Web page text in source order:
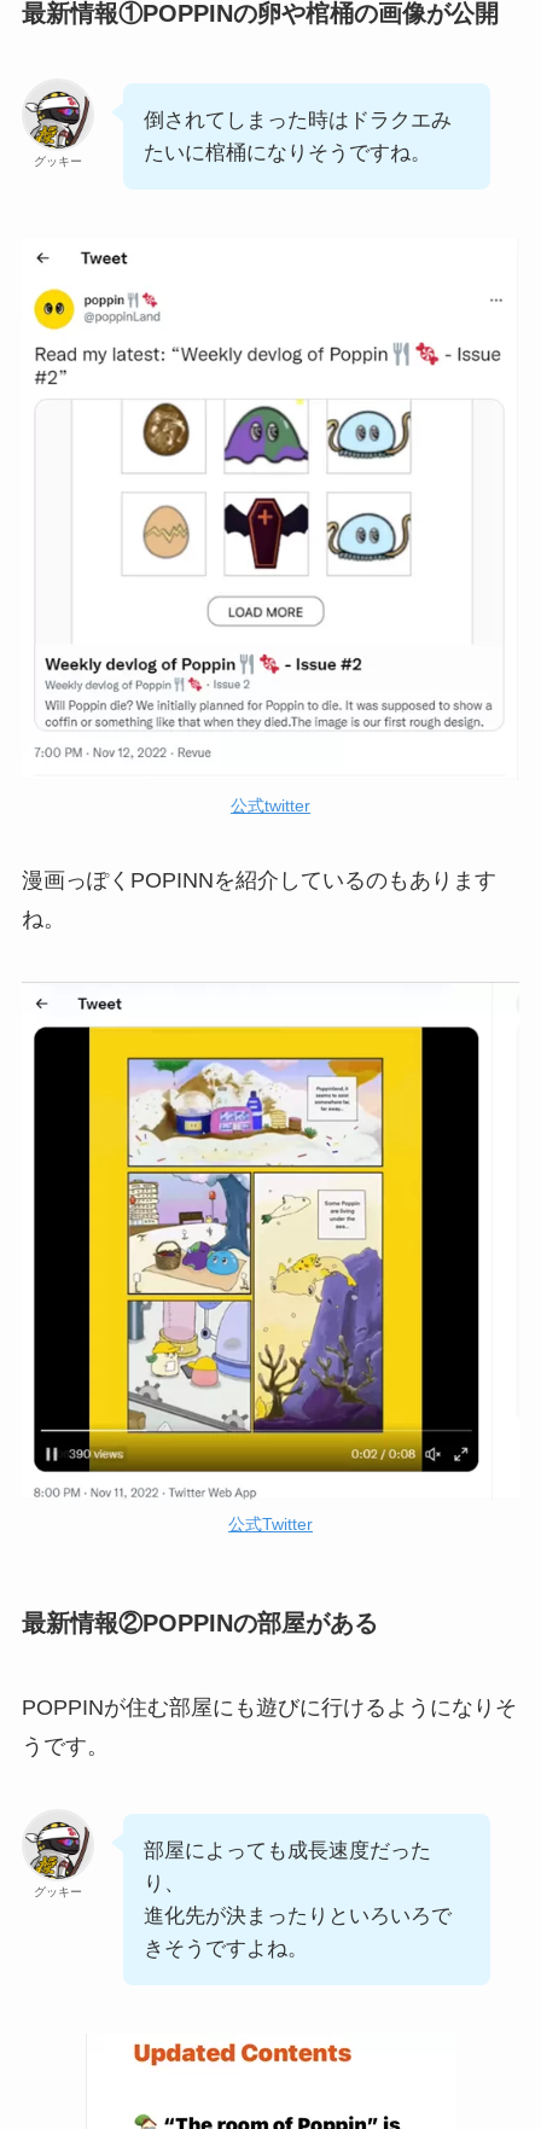
最新情報①POPPINの卵や棺桶の画像が公開
グッキー
倒されてしまった時はドラクエみ
たいに棺桶になりそうですね。
公式twitter
漫画っぽくPOPINNを紹介しているのもあります
ね。
公式Twitter
最新情報②POPPINの部屋がある
POPPINが住む部屋にも遊びに行けるようになりそ
うです。
グッキー
部屋によっても成長速度だった
り、
進化先が決まったりといろいろで
きそうですよね。